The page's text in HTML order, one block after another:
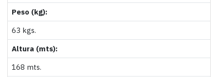
Peso (kg):
63 kgs.
Altura (mts):
168 mts.